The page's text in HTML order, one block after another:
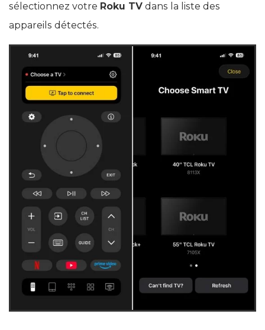
sélectionnez votre Roku TV dans la liste des
appareils détectés.